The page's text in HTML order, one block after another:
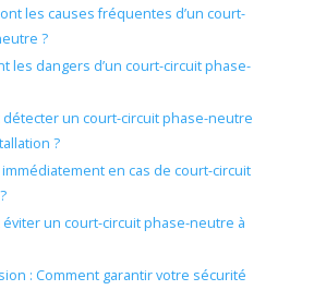
les causes fréquentes d’un court-
?
les dangers d’un court-circuit phase-
détecter un court-circuit phase-neutre
?
en cas de court-circuit
un court-circuit phase-neutre à
: Comment garantir votre sécurité